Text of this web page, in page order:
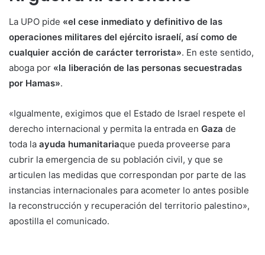
La UPO pide «el cese inmediato y definitivo de las
operaciones militares del ejército israelí, así como de
cualquier acción de carácter terrorista». En este sentido,
aboga por «la liberación de las personas secuestradas
por Hamas».
«Igualmente, exigimos que el Estado de Israel respete el
derecho internacional y permita la entrada en Gaza de
toda la ayuda humanitariaque pueda proveerse para
cubrir la emergencia de su población civil, y que se
articulen las medidas que correspondan por parte de las
instancias internacionales para acometer lo antes posible
la reconstrucción y recuperación del territorio palestino»,
apostilla el comunicado.